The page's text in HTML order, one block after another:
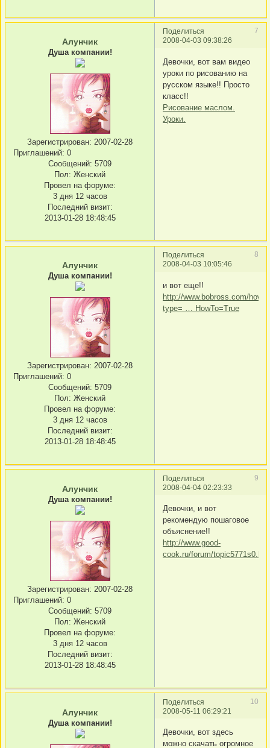
Поделиться
7
2008-04-03 09:38:26
Алунчик
Душа компании!
Зарегистрирован: 2007-02-28
Приглашений: 0
Сообщений: 5709
Пол: Женский
Провел на форуме:
3 дня 12 часов
Последний визит:
2013-01-28 18:48:45
Девочки, вот вам видео
уроки по рисованию на
русском языке!! Просто
класс!!
Рисование маслом.
Уроки.
Поделиться
8
2008-04-03 10:05:46
Алунчик
Душа компании!
Зарегистрирован: 2007-02-28
Приглашений: 0
Сообщений: 5709
Пол: Женский
Провел на форуме:
3 дня 12 часов
Последний визит:
2013-01-28 18:48:45
и вот еще!!
http://www.bobross.com/
type= … HowTo=True
Поделиться
9
2008-04-04 02:23:33
Алунчик
Душа компании!
Зарегистрирован: 2007-02-28
Приглашений: 0
Сообщений: 5709
Пол: Женский
Провел на форуме:
3 дня 12 часов
Последний визит:
2013-01-28 18:48:45
Девочки, и вот
рекомендую пошаговое
объяснение!!
http://www.good-
cook.ru/forum/
Поделиться
10
2008-05-11 06:29:21
Алунчик
Душа компании!
Девочки, вот здесь
можно скачать огромное